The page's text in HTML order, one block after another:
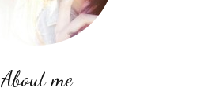
About me